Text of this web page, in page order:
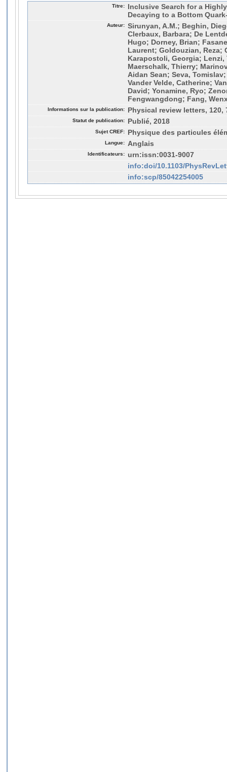
Titre:
Inclusive Search for a
Decaying to a Bottom
Auteur: Sirunyan, A.M.; Beghin,
Clerbaux, Barbara; De
Hugo; Dorney, Brian;
Laurent; Goldouzian, Reza;
Karapostoli, Georgia;
Maerschalk, Thierry;
Aidan Sean; Seva,
Vander Velde, Catherine;
David; Yonamine, Ryo;
Fengwangdong; Fang,
Informations sur la publication: Physical review letters, 120,
Statut de publication: Publié, 2018
Sujet CREF: Physique des particules
Langue: Anglais
Identificateurs:
urn:issn:0031-9007
info:doi/10.1103/
info:scp/85042254005